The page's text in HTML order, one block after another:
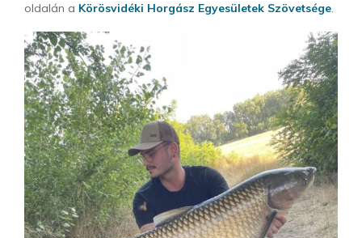
oldalán a Körösvidéki Horgász Egyesületek Szövetsége.